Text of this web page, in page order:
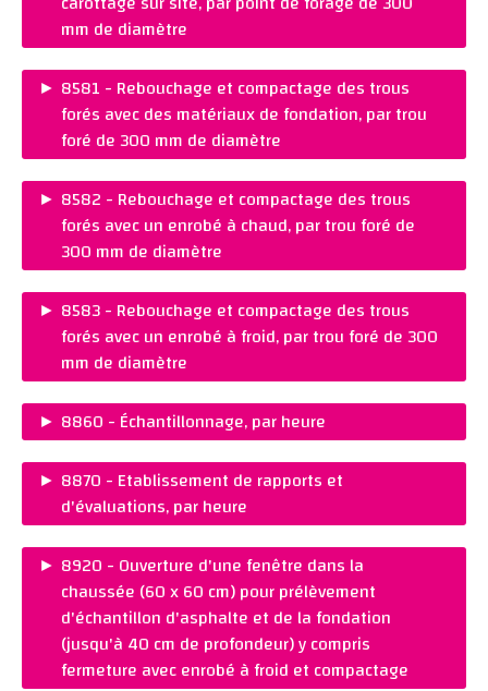
Ajouter au panier
mm de diamètre
PRIX :CHF 155.00
REMARQUES :
Ajouter au panier
► 8581 - Rebouchage et compactage des trous
forés avec des matériaux de fondation, par trou
foré de 300 mm de diamètre
PRIX :CHF 100.00
REMARQUES :
Ajouter au panier
► 8582 - Rebouchage et compactage des trous
forés avec un enrobé à chaud, par trou foré de
300 mm de diamètre
PRIX :CHF 140.00
REMARQUES :
Ajouter au panier
► 8583 - Rebouchage et compactage des trous
forés avec un enrobé à froid, par trou foré de 300
mm de diamètre
PRIX :CHF 105.00
REMARQUES :
Ajouter au panier
► 8860 - Échantillonnage, par heure
PRIX :CHF 135.00
REMARQUES :
Ajouter au panier
► 8870 - Etablissement de rapports et
d'évaluations, par heure
PRIX :CHF 160.00
REMARQUES :
Ajouter au panier
► 8920 - Ouverture d'une fenêtre dans la
chaussée (60 x 60 cm) pour prélèvement
d'échantillon d'asphalte et de la fondation
(jusqu'à 40 cm de profondeur) y compris
fermeture avec enrobé à froid et compactage